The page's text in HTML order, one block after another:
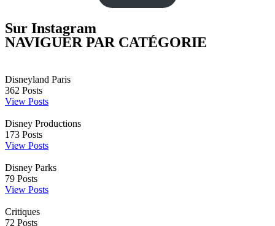
Sur Instagram
NAVIGUER PAR CATÉGORIE
Disneyland Paris
362 Posts
View Posts
Disney Productions
173 Posts
View Posts
Disney Parks
79 Posts
View Posts
Critiques
72 Posts